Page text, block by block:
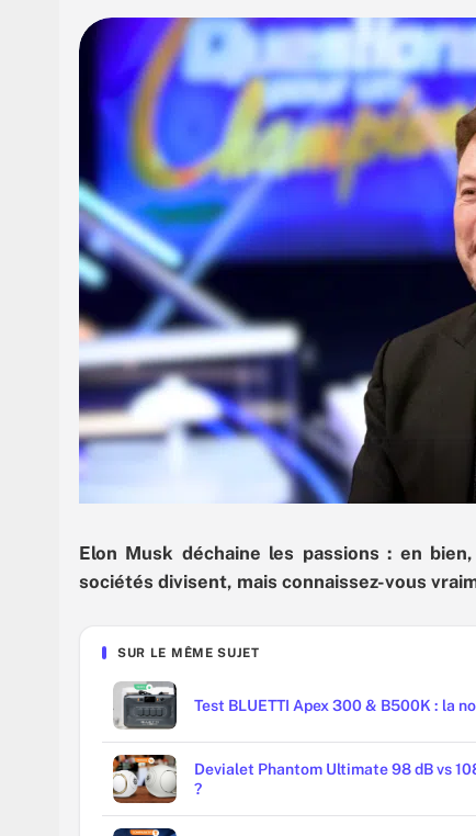
Elon Musk déchaine les passions : en
sociétés divisent, mais connaissez-vous
SUR LE MÊME SUJET
Test BLUETTI Apex 300 & B500K : la
Devialet Phantom Ultimate 98 dB vs
?